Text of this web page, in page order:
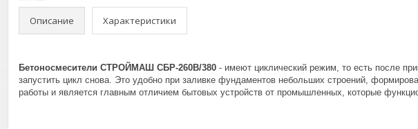
Описание Характеристики
Бетоносмесители СТРОЙМАШ СБР-260В/380 - имеют циклический режим, то есть после
запустить цикл снова. Это удобно при заливке фундаментов небольших строений,
работы и является главным отличием бытовых устройств от промышленных, которые